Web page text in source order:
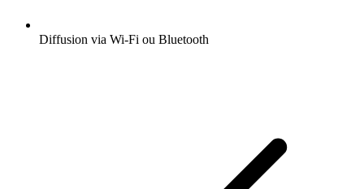
Diffusion via Wi-Fi ou Bluetooth